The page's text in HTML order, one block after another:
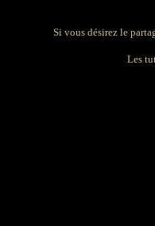
Si vous désirez le
Les